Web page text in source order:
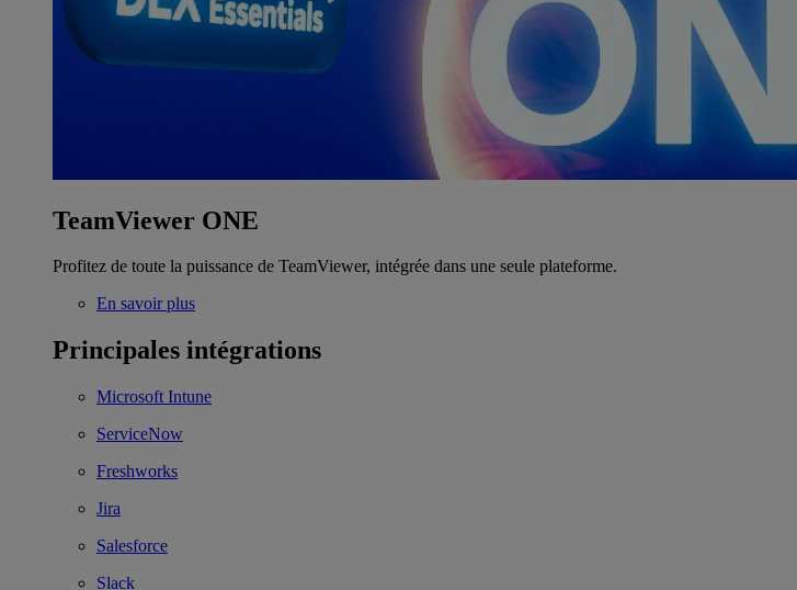
TeamViewer ONE
Profitez de toute la puissance de TeamViewer, intégrée dans une seule plateforme.
En savoir plus
Principales intégrations
Microsoft Intune
ServiceNow
Freshworks
Jira
Salesforce
Slack